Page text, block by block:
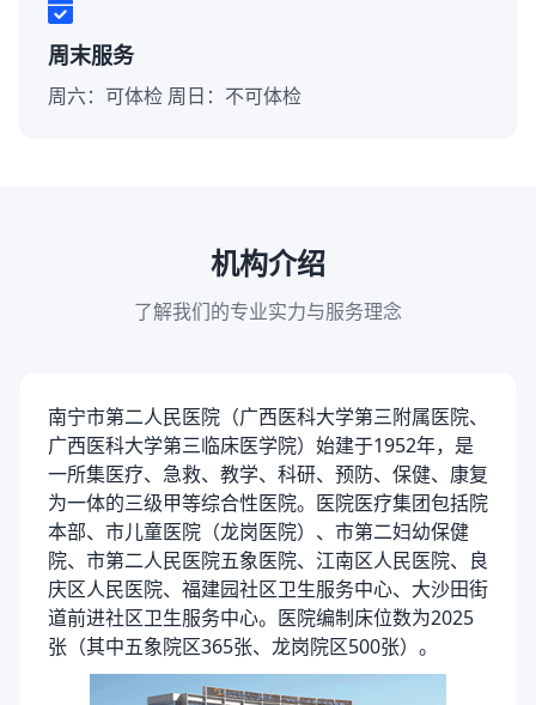
周末服务
周六：可体检 周日：不可体检
机构介绍
了解我们的专业实力与服务理念
南宁市第二人民医院（广西医科大学第三附属医院、
广西医科大学第三临床医学院）始建于1952年，是
一所集医疗、急救、教学、科研、预防、保健、康复
为一体的三级甲等综合性医院。医院医疗集团包括院
本部、市儿童医院（龙岗医院）、市第二妇幼保健
院、市第二人民医院五象医院、江南区人民医院、良
庆区人民医院、福建园社区卫生服务中心、大沙田街
道前进社区卫生服务中心。医院编制床位数为2025
张（其中五象院区365张、龙岗院区500张）。